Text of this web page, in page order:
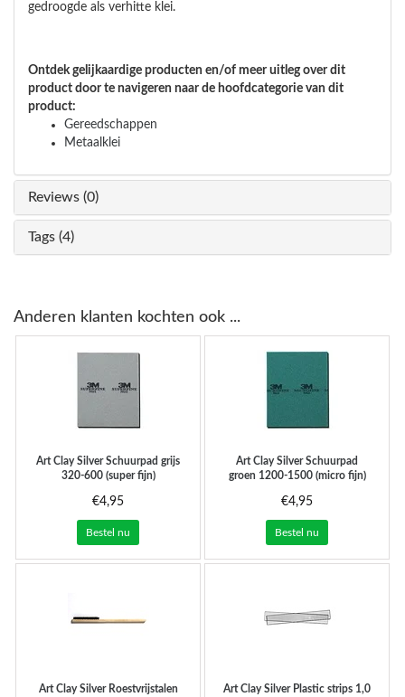
gedroogde als verhitte klei.
Ontdek gelijkaardige producten en/of meer uitleg over dit
product door te navigeren naar de hoofdcategorie van dit
product:
Gereedschappen
Metaalklei
Reviews (0)
Tags (4)
Anderen klanten kochten ook ...
Art Clay SilverSchuurpad grijs
320-600 (super fijn)
€4,95
Bestel nu
Art Clay SilverSchuurpad
groen 1200-1500 (micro fijn)
€4,95
Bestel nu
Art Clay SilverRoestvrijstalen
Art Clay SilverPlastic strips 1,0